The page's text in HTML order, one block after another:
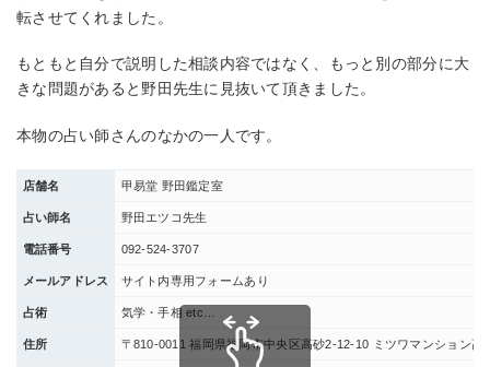
転させてくれました。
もともと自分で説明した相談内容ではなく、もっと別の部分に大
きな問題があると野田先生に見抜いて頂きました。
本物の占い師さんのなかの一人です。
店舗名 甲易堂 野田鑑定室
占い師名 野田エツコ先生
電話番号 092‐524‐3707
メールアドレス サイト内専用フォームあり
占術 気学・手相 etc…
住所 〒810-0011 福岡県福岡市中央区高砂2‐12‐10 ミツワマンション高